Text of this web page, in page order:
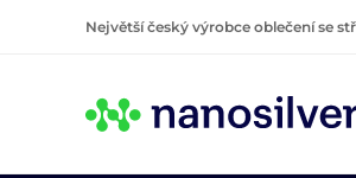
Největší český výrobce oblečení se